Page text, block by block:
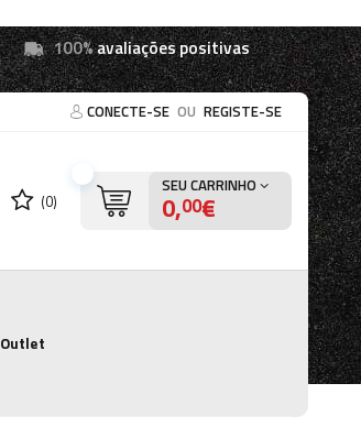
100%avaliações positivas
CONECTE-SE OU REGISTE-SE
(0)
SEU CARRINHO
0,00€
Outlet